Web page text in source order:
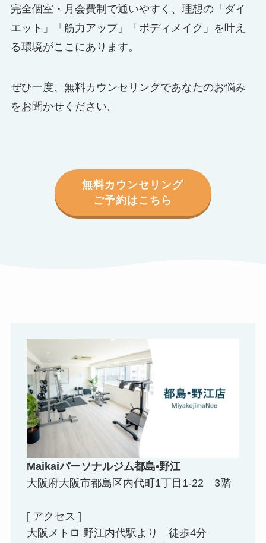
完全個室・月会費制で通いやすく、理想の「ダイ
エット」「筋力アップ」「ボディメイク」を叶え
る環境がここにあります。
ぜひ一度、無料カウンセリングであなたのお悩み
をお聞かせください。
無料カウンセリング
ご予約はこちら
Maikaiパーソナルジム都島•野江
大阪府大阪市都島区内代町1丁目1-22 3階
[ アクセス ]
大阪メトロ 野江内代駅より 徒歩4分